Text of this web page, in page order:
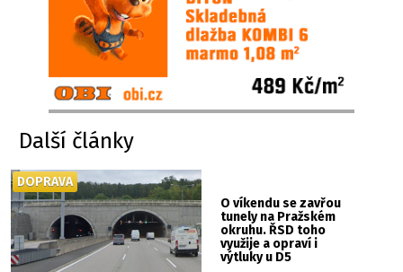
Další články
O víkendu se zavřou
tunely na Pražském
okruhu. ŘSD toho
využije a opraví i
výtluky u D5
DOPRAVA